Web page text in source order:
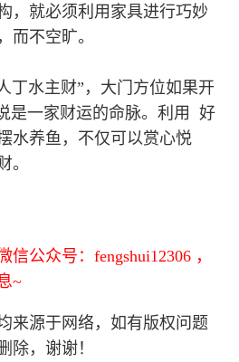
，就必须利用家具进行巧妙
而不空旷。
丁水主财”，大门方位如果开
是一家财运的命脉。利用 好
水养鱼，不仅可以赏心悦
。
公众号：fengshui12306 ，
~
来源于网络，如有版权问题
除，谢谢！